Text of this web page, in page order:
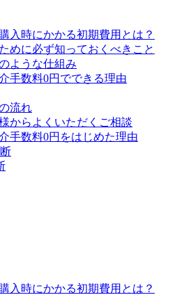
入時にかかる初期費用とは？
めに必ず知っておくべきこと
ような仕組み
手数料0円でできる理由
流れ
からよくいただくご相談
手数料0円をはじめた理由
入時にかかる初期費用とは？